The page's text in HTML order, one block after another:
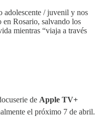
adolescente / juvenil y nos
Rosario, salvando los
mientras “viaja a través
de Apple TV+
el próximo 7 de abril.